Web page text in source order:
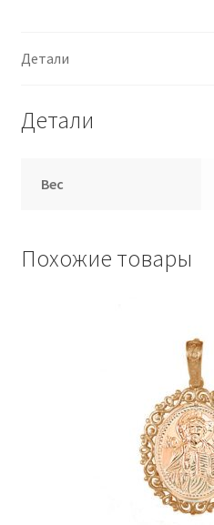
Детали
Детали
Вес
Похожие товары